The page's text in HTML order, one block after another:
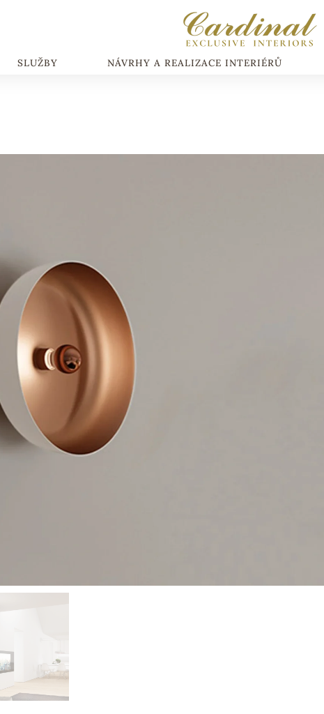
SLUŽBY NÁVRHY A REALIZACE INTERIÉRŮ